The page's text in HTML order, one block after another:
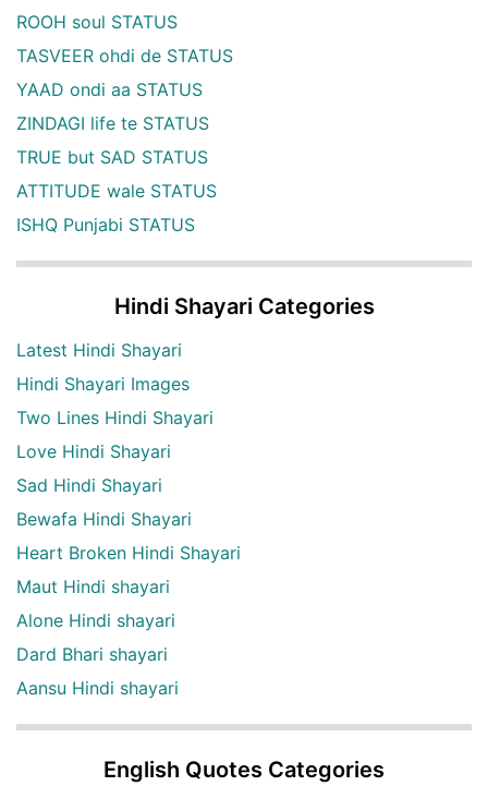
ROOH soul STATUS
TASVEER ohdi de STATUS
YAAD ondi aa STATUS
ZINDAGI life te STATUS
TRUE but SAD STATUS
ATTITUDE wale STATUS
ISHQ Punjabi STATUS
Hindi Shayari Categories
Latest Hindi Shayari
Hindi Shayari Images
Two Lines Hindi Shayari
Love Hindi Shayari
Sad Hindi Shayari
Bewafa Hindi Shayari
Heart Broken Hindi Shayari
Maut Hindi shayari
Alone Hindi shayari
Dard Bhari shayari
Aansu Hindi shayari
English Quotes Categories